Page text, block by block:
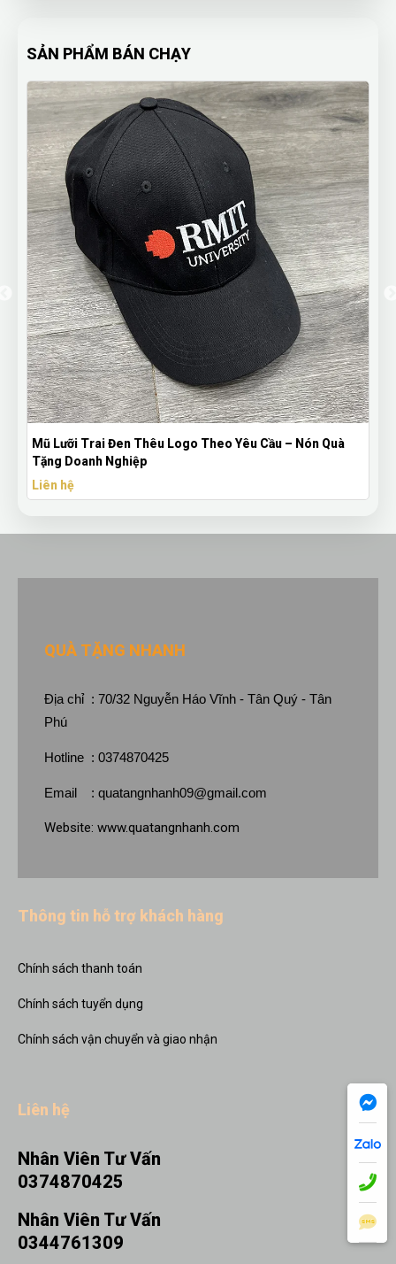
SẢN PHẨM BÁN CHẠY
Bút Bi Mực Gel Thiên Long Có Nắp Đậy - Bút Bi In Logo
Theo Yêu Cầu
Liên hệ
QUÀ TẶNG NHANH
Địa chỉ : 70/32 Nguyễn Háo Vĩnh - Tân Quý - Tân
Phú
Hotline : 0374870425
Email : quatangnhanh09@gmail.com
Website: www.quatangnhanh.com
Thông tin hỗ trợ khách hàng
Chính sách thanh toán
Chính sách tuyển dụng
Chính sách vận chuyển và giao nhận
Liên hệ
Nhân Viên Tư Vấn
0374870425
Nhân Viên Tư Vấn
0344761309